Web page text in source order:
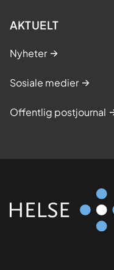
AKTUELT
Nyheter
Sosiale medier
Offentlig postjournal